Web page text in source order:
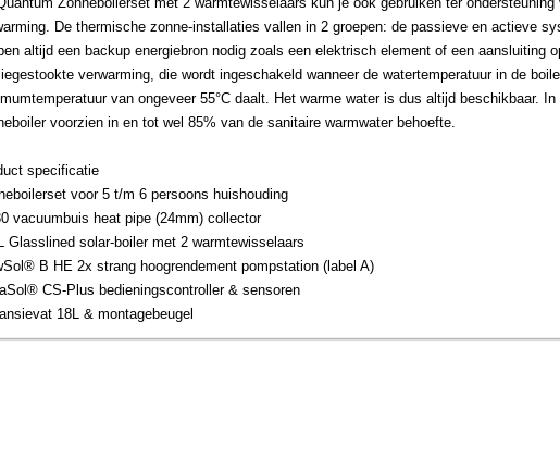
De thermische zonne-installaties vallen in 2 groepen: de passieve en actieve
altijd een backup energiebron nodig zoals een elektrisch element of een aansluiting
verwarming, die wordt ingeschakeld wanneer de watertemperatuur in de
van ongeveer 55°C daalt. Het warme water is dus altijd beschikbaar.
voorzien in en tot wel 85% van de sanitaire warmwater behoefte.
specificatie
voor 5 t/m 6 persoons huishouding
vacuumbuis heat pipe (24mm) collector
Glasslined solar-boiler met 2 warmtewisselaars
B HE 2x strang hoogrendement pompstation (label A)
CS-Plus bedieningscontroller & sensoren
18L & montagebeugel